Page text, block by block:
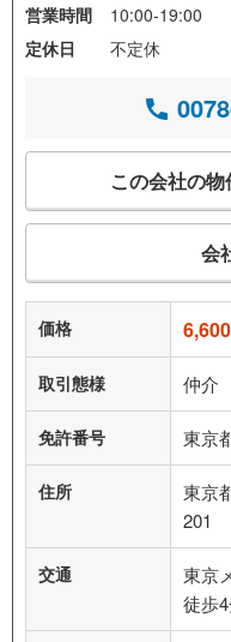
営業時間
10:00-19:00
定休日
不定休
この会社の
会
価格
取引態様 仲介
免許番号 東京
住所
東京
201
交通
東京
徒歩